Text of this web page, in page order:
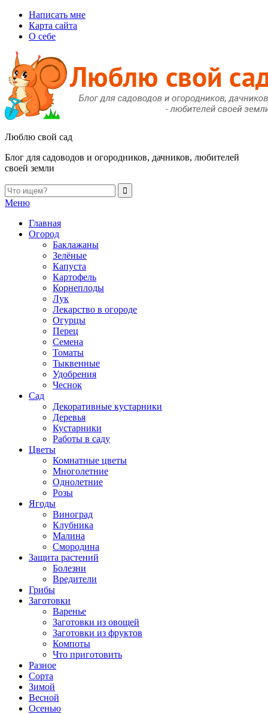
Написать мне
Карта сайта
О себе
Люблю свой сад
Блог для садоводов и огородников, дачников, любителей
своей земли
Меню
Главная
Огород
Баклажаны
Зелёные
Капуста
Картофель
Корнеплоды
Лук
Лекарство в огороде
Огурцы
Перец
Семена
Томаты
Тыквенные
Удобрения
Чеснок
Сад
Декоративные кустарники
Деревья
Кустарники
Работы в саду
Цветы
Комнатные цветы
Многолетние
Однолетние
Розы
Ягоды
Виноград
Клубника
Малина
Смородина
Защита растений
Болезни
Вредители
Грибы
Заготовки
Варенье
Заготовки из овощей
Заготовки из фруктов
Компоты
Что приготовить
Разное
Сорта
Зимой
Весной
Осенью